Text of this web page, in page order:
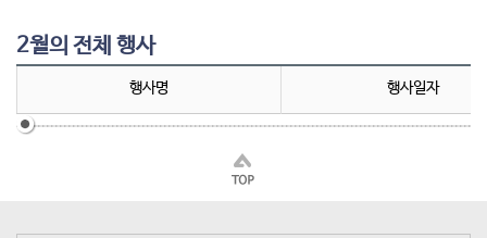
2월의 전체 행사
행사명 행사일자